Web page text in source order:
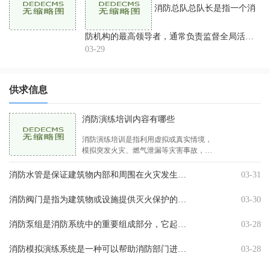
防机构的最高领导者，通常负责监督全局活
动，协调资源分配，制定政策和指令，以及指
03-29
供求信息
消防演练培训内容有哪些
消防演练培训是指利用虚拟或真实情境，
模拟突发火灾、燃气泄漏等灾害事故，让
成应急处理能力和逃生自救技能的培训过
消防水管是保证建筑物内部和周围在火灾发生时能够提供足够的水压和水量的装置。在实施消防安全管理中，消防水管的安装是重中之重，它对于火灾的扑灭亦或是事故的发生有着极其 03-31
消防阀门是指为建筑物或设施提供灭火保护的关键组成部分。它能切断一栋建筑的水源，防止火势蔓延。消防阀门的种类繁多，每种类型的阀门都标有不同的型号和名称。我们将详细介 03-30
消防泵组是消防系统中的重要组成部分，它起着灭火救援的关键作用。常规的消防泵组需要经过定期的检查和维护，以确保其正常运转和可靠性。本文将重点介绍消防泵组功能检查的方 03-28
消防模拟演练系统是一种可以帮助消防部门进行火灾模拟演练的技术系统。该系统可以模拟各种不同的火灾场景，包括室内火灾、工业火灾、电器火灾等等。消防模拟演练系统可以模拟 03-28